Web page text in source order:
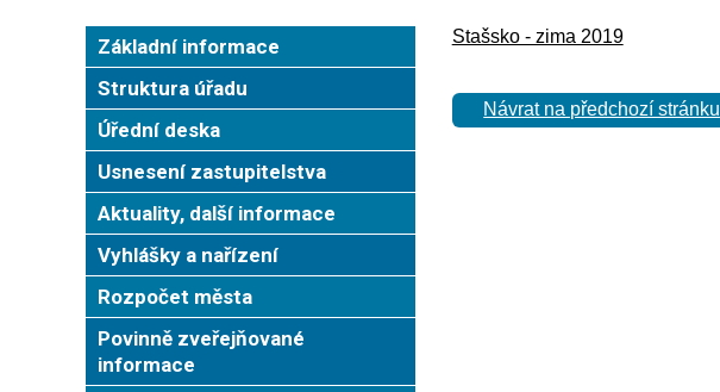
Základní informace
Struktura úřadu
Úřední deska
Usnesení zastupitelstva
Aktuality, další informace
Vyhlášky a nařízení
Rozpočet města
Povinně zveřejňované
informace
Stašsko - zima 2019
Návrat na předchozí stránku